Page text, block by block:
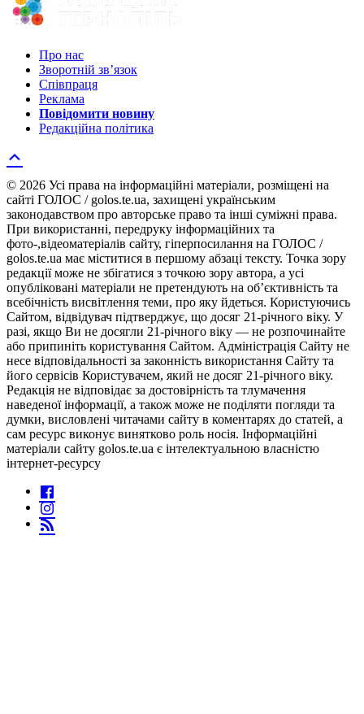
Про нас
Зворотній зв’язок
Співпраця
Реклама
Повідомити новину
Редакційна політика
© 2026 Усі права на інформаційні матеріали, розміщені на
сайті ГОЛОС / golos.te.ua, захищені українським
законодавством про авторське право та інші суміжні права.
При використанні, передруку інформаційних та
фото-,відеоматеріалів сайту, гіперпосилання на ГОЛОС /
golos.te.ua має міститися в першому абзаці тексту. Точка зору
редакції може не збігатися з точкою зору автора, а усі
опубліковані матеріали не претендують на об’єктивність та
всебічність висвітлення теми, про яку йдеться. Користуючись
Сайтом, відвідувач підтверджує, що досяг 21-річного віку. У
разі, якщо Ви не досягли 21-річного віку — не розпочинайте
або припиніть користування Сайтом. Адміністрація Сайту не
несе відповідальності за законність використання Сайту та
його сервісів Користувачем, який не досяг 21-річного віку.
Редакція не відповідає за достовірність та тлумачення
наведеної інформації, а також може не поділяти погляди та
думки, висловлені читачами сайту в коментарях до статей, а
сам ресурс виконує винятково роль носія. Інформаційні
матеріали сайту golos.te.ua є інтелектуальною власністю
інтернет-ресурсу